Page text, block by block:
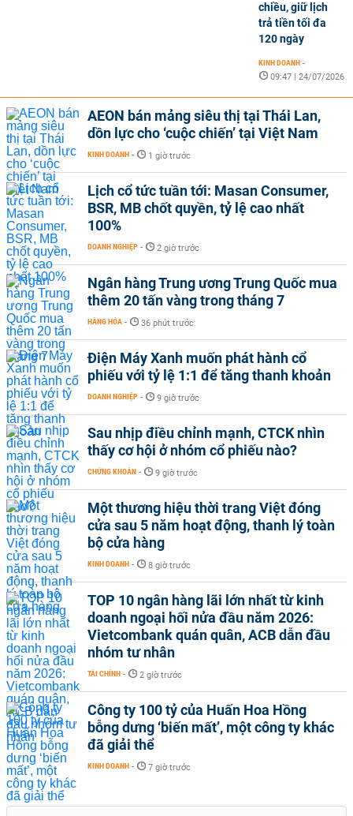
chiều, giữ lịch
trả tiền tối đa
120 ngày
KINH DOANH -
09:47 | 24/07/2026
AEON bán mảng siêu thị tại Thái Lan,
dồn lực cho ‘cuộc chiến’ tại Việt Nam
KINH DOANH - 1 giờ trước
Lịch cổ tức tuần tới: Masan Consumer,
BSR, MB chốt quyền, tỷ lệ cao nhất
100%
DOANH NGHIỆP - 2 giờ trước
Ngân hàng Trung ương Trung Quốc mua
thêm 20 tấn vàng trong tháng 7
HÀNG HÓA - 36 phút trước
Điện Máy Xanh muốn phát hành cổ
phiếu với tỷ lệ 1:1 để tăng thanh khoản
DOANH NGHIỆP - 9 giờ trước
Sau nhịp điều chỉnh mạnh, CTCK nhìn
thấy cơ hội ở nhóm cổ phiếu nào?
CHỨNG KHOÁN - 9 giờ trước
Một thương hiệu thời trang Việt đóng
cửa sau 5 năm hoạt động, thanh lý toàn
bộ cửa hàng
KINH DOANH - 8 giờ trước
TOP 10 ngân hàng lãi lớn nhất từ kinh
doanh ngoại hối nửa đầu năm 2026:
Vietcombank quán quân, ACB dẫn đầu
nhóm tư nhân
TÀI CHÍNH - 2 giờ trước
Công ty 100 tỷ của Huấn Hoa Hồng
bỗng dưng ‘biến mất’, một công ty khác
đã giải thể
KINH DOANH - 7 giờ trước